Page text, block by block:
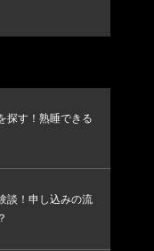
探す！熟睡できる
談！申し込みの流